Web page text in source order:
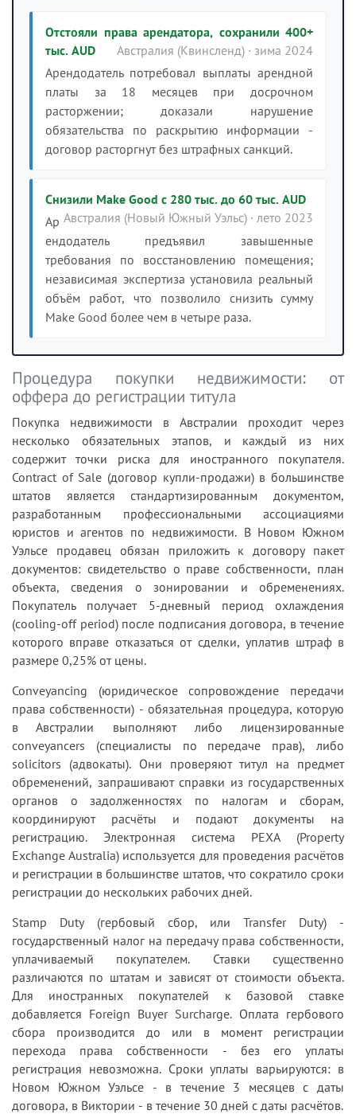
Отстояли права арендатора, сохранили 400+
тыс. AUD
Австралия (Квинсленд) · зима 2024
Арендодатель потребовал выплаты арендной
платы за 18 месяцев при досрочном
расторжении; доказали нарушение
обязательства по раскрытию информации -
договор расторгнут без штрафных санкций.
Снизили Make Good с 280 тыс. до 60 тыс. AUD
Австралия (Новый Южный Уэльс) · лето 2023
Ар
ендодатель предъявил завышенные
требования по восстановлению помещения;
независимая экспертиза установила реальный
объём работ, что позволило снизить сумму
Make Good более чем в четыре раза.
Процедура покупки недвижимости: от
оффера до регистрации титула
Покупка недвижимости в Австралии проходит через
несколько обязательных этапов, и каждый из них
содержит точки риска для иностранного покупателя.
Contract of Sale (договор купли-продажи) в большинстве
штатов является стандартизированным документом,
разработанным профессиональными ассоциациями
юристов и агентов по недвижимости. В Новом Южном
Уэльсе продавец обязан приложить к договору пакет
документов: свидетельство о праве собственности, план
объекта, сведения о зонировании и обременениях.
Покупатель получает 5-дневный период охлаждения
(cooling-off period) после подписания договора, в течение
которого вправе отказаться от сделки, уплатив штраф в
размере 0,25% от цены.
Conveyancing (юридическое сопровождение передачи
права собственности) - обязательная процедура, которую
в Австралии выполняют либо лицензированные
conveyancers (специалисты по передаче прав), либо
solicitors (адвокаты). Они проверяют титул на предмет
обременений, запрашивают справки из государственных
органов о задолженностях по налогам и сборам,
координируют расчёты и подают документы на
регистрацию. Электронная система PEXA (Property
Exchange Australia) используется для проведения расчётов
и регистрации в большинстве штатов, что сократило сроки
регистрации до нескольких рабочих дней.
Stamp Duty (гербовый сбор, или Transfer Duty) -
государственный налог на передачу права собственности,
уплачиваемый покупателем. Ставки существенно
различаются по штатам и зависят от стоимости объекта.
Для иностранных покупателей к базовой ставке
добавляется Foreign Buyer Surcharge. Оплата гербового
сбора производится до или в момент регистрации
перехода права собственности - без его уплаты
регистрация невозможна. Сроки уплаты варьируются: в
Новом Южном Уэльсе - в течение 3 месяцев с даты
договора, в Виктории - в течение 30 дней с даты расчётов.